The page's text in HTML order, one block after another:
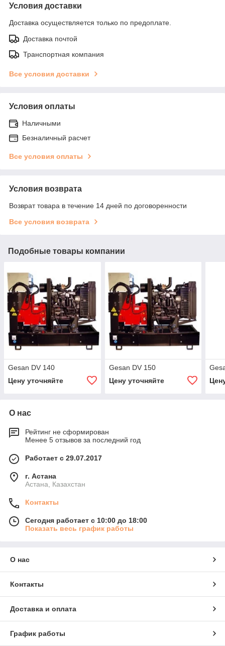
Условия доставки
Доставка осуществляется только по предоплате.
Доставка почтой
Транспортная компания
Все условия доставки
Условия оплаты
Наличными
Безналичный расчет
Все условия оплаты
Условия возврата
Возврат товара в течение 14 дней по договоренности
Все условия возврата
Подобные товары компании
Gesan DV 140
Цену уточняйте
Gesan DV 150
Цену уточняйте
О нас
Рейтинг не сформирован
Менее 5 отзывов за последний год
Работает с 29.07.2017
г. Астана
Астана, Казахстан
Контакты
Сегодня работает с 10:00 до 18:00
Показать весь график работы
О нас
Контакты
Доставка и оплата
График работы